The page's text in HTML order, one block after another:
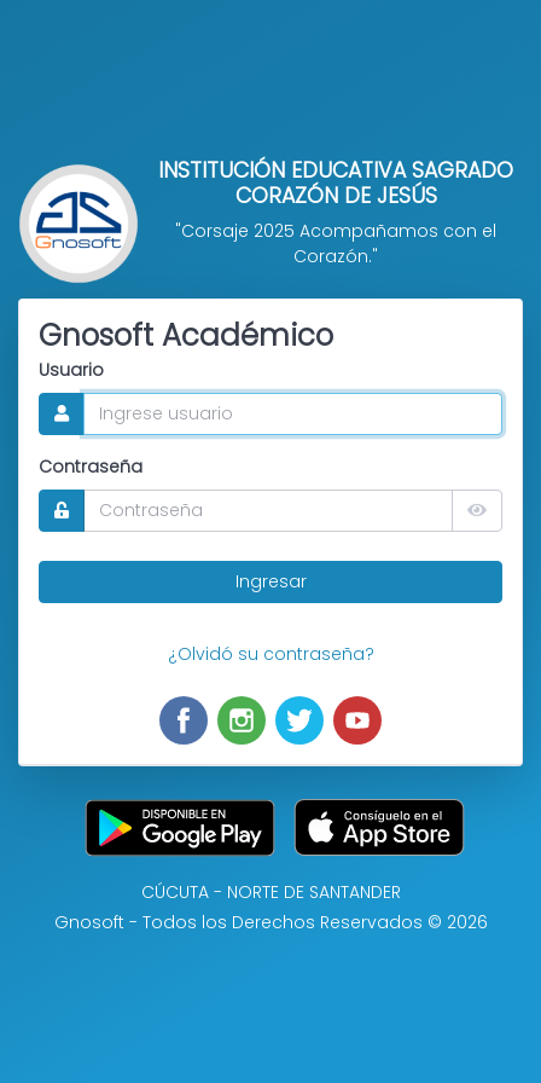
INSTITUCIÓN EDUCATIVA SAGRADO
CORAZÓN DE JESÚS
"Corsaje 2025 Acompañamos con el
Corazón."
Gnosoft Académico
Usuario
Contraseña
Ingresar
¿Olvidó su contraseña?
CÚCUTA - NORTE DE SANTANDER
Gnosoft - Todos los Derechos Reservados © 2026